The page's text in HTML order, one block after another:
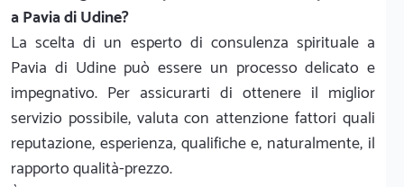
a Pavia di Udine?
La scelta di un esperto di consulenza spirituale a
Pavia di Udine può essere un processo delicato e
impegnativo. Per assicurarti di ottenere il miglior
servizio possibile, valuta con attenzione fattori quali
reputazione, esperienza, qualifiche e, naturalmente, il
rapporto qualità-prezzo.